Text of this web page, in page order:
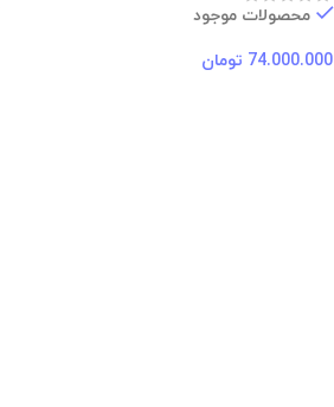
محصولات موجود
74.000.000 تومان